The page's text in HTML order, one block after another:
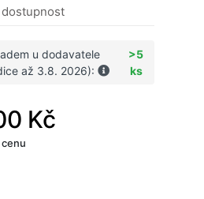
u dodavatele
až 3.8. 2026):
>5
ks
Kč